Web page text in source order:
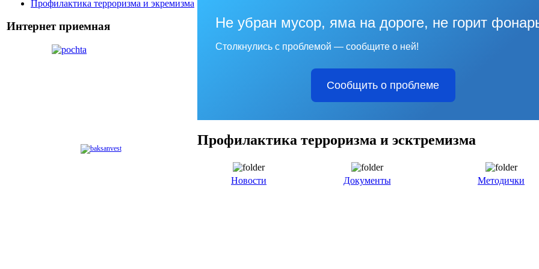
Профилактика терроризма и экремизма
Интернет приемная Не убран мусор, яма на дороге, не горит
Столкнулись с проблемой — сообщите о ней!
Сообщить о проблеме
Профилактика терроризма и эсктремизма
Новости Документы Методички